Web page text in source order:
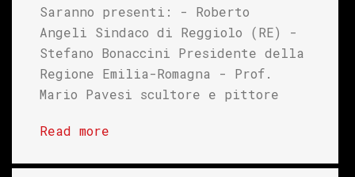
Saranno presenti: - Roberto
Angeli Sindaco di Reggiolo (RE) -
Stefano Bonaccini Presidente della
Regione Emilia-Romagna - Prof.
Mario Pavesi scultore e pittore
Read more